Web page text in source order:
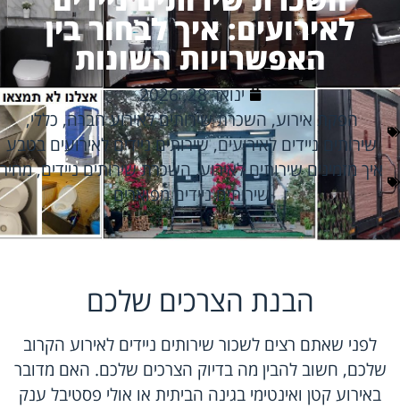
לאירועים: איך לבחור בין
האפשרויות השונות
ינואר 28, 2026
הפקת אירוע,השכרת שירותים לאירוע חברה, כללי,
שירותים ניידים לאירועים,שירותים ניידים לאירועים בטבע
איך מזמינים שירותים לאירוע,השכרת שירותים ניידים,מחיר
שירותים ניידים מפוארים
הבנת הצרכים שלכם
לפני שאתם רצים לשכור שירותים ניידים לאירוע הקרוב
שלכם, חשוב להבין מה בדיוק הצרכים שלכם. האם מדובר
באירוע קטן ואינטימי בגינה הביתית או אולי פסטיבל ענק